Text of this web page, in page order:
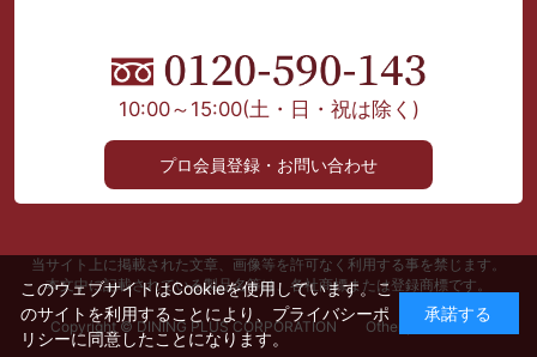
10:00～15:00(土・日・祝は除く)
プロ会員登録・お問い合わせ
当サイト上に掲載された文章、画像等を許可なく利用する事を禁じます。
本文中に記載されている製品名等は、各社商標または登録商標です。
Copyright © DINING PLUS CORPORATION Other photo credit
このウェブサイトはCookieを使用しています。こ
のサイトを利用することにより、 プライバシーポ
リシーに同意したことになります。
承諾する